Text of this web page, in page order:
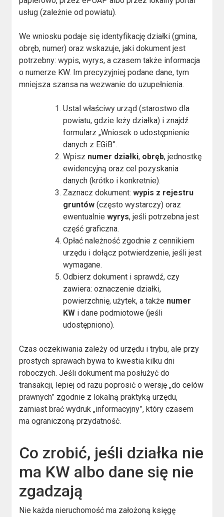
usług (zależnie od powiatu).
We wniosku podaje się identyfikację działki (gmina,
obręb, numer) oraz wskazuje, jaki dokument jest
potrzebny: wypis, wyrys, a czasem także informacja
o numerze KW. Im precyzyjniej podane dane, tym
mniejsza szansa na wezwanie do uzupełnienia.
Ustal właściwy urząd (starostwo dla
powiatu, gdzie leży działka) i znajdź
formularz „Wniosek o udostępnienie
danych z EGiB”.
Wpisz numer działki, obręb, jednostkę
ewidencyjną oraz cel pozyskania
danych (krótko i konkretnie).
Zaznacz dokument:wypis z rejestru
gruntów (często wystarczy) oraz
ewentualniewyrys, jeśli potrzebna jest
część graficzna.
Opłać należność zgodnie z cennikiem
urzędu i dołącz potwierdzenie, jeśli jest
wymagane.
Odbierz dokument i sprawdź, czy
zawiera: oznaczenie działki,
powierzchnię, użytek, a także numer
KW i dane podmiotowe (jeśli
udostępniono).
Czas oczekiwania zależy od urzędu i trybu, ale przy
prostych sprawach bywa to kwestia kilku dni
roboczych. Jeśli dokument ma posłużyć do
transakcji, lepiej od razu poprosić o wersję „do celów
prawnych” zgodnie z lokalną praktyką urzędu,
zamiast brać wydruk „informacyjny”, który czasem
ma ograniczoną przydatność.
Co zrobić, jeśli działka nie
ma KW albo dane się nie
zgadzają
Nie każda nieruchomość ma założoną księgę